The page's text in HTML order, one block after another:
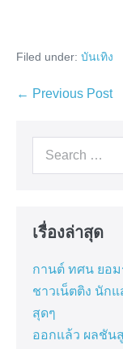
Filed under: บันเทิง
Post
← Previous Post
Search
เรื่องล่าสุด
กานต์ ทศน ยอ
ชาวเน็ตติง นัก
สุดๆ
ออกแล้ว ผลชัน